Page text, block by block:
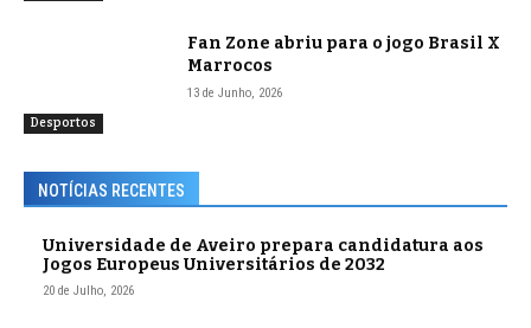
Desportos
Fan Zone abriu para o jogo Brasil X
Marrocos
13 de Junho, 2026
NOTÍCIAS RECENTES
Universidade de Aveiro prepara candidatura aos
Jogos Europeus Universitários de 2032
20 de Julho, 2026